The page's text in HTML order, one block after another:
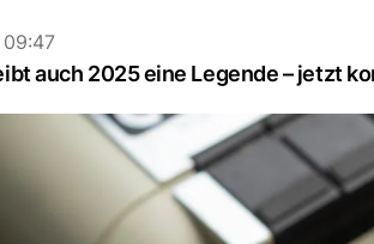
auch 2025 eine Legende – jetzt